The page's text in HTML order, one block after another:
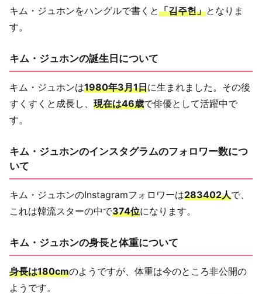
キム・ジュホンをハングルで書くと「김주헌」となりま
す。
キム・ジュホンの誕生日について
キム・ジュホンは1980年3月1日に生まれました。その後
すくすくと成長し、 現在は46歳で俳優として活躍中で
す。
キム・ジュホンのインスタグラムのフォロワー数につ
いて
キム・ジュホンのInstagramフォロワーは283402人で、
これは韓流スターの中で374位になります。
キム・ジュホンの身長と体重について
身長は180cmのようですが、体重は今のところ非公開の
ようです。